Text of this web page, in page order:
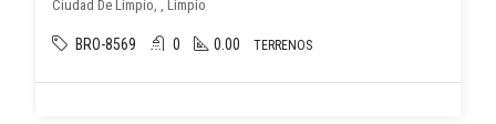
Ciudad De Limpio, , Limpio
BRO-8569 0 0.00 TERRENOS